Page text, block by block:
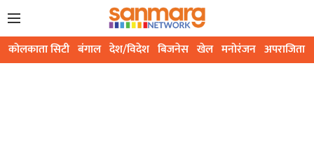
कोलकाता सिटी बंगाल देश/विदेश बिजनेस खेल मनोरंजन अपराजिता